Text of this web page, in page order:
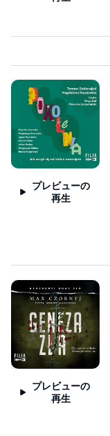
プレビューの
再生
プレビューの
再生